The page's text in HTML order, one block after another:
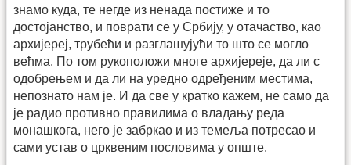
знамо куда, те негде из ненада постиже и то
достојанство, и поврати се у Србију, у отачаство, као
архијереј, трубећи и разглашујући то што се могло
већма. По том рукоположи многе архијереје, да ли с
одобрењем и да ли на уредно одређеним местима,
непознато нам је. И да све у кратко кажем, не само да
је радио противно правилима о владању реда
монашкога, него је забркао и из темеља потресао и
сами устав о црквеним пословима у опште.